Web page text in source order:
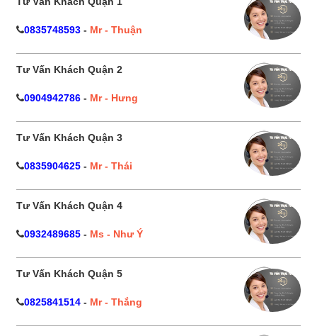
0835748593 - Mr - Thuận
Tư Vấn Khách Quận 2
0904942786 - Mr - Hưng
Tư Vấn Khách Quận 3
0835904625 - Mr - Thái
Tư Vấn Khách Quận 4
0932489685 - Ms - Như Ý
Tư Vấn Khách Quận 5
0825841514 - Mr - Thắng